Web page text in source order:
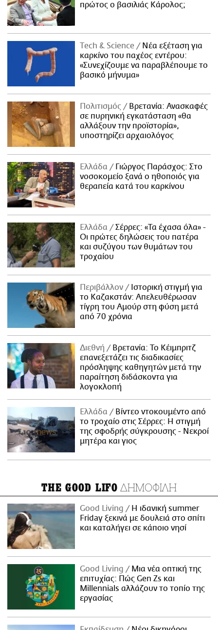
πρώτος ο βασιλιάς Κάρολος;
Τech & Science
Νέα εξέταση για
καρκίνο του παχέος εντέρου:
«Συνεχίζουμε να παραβλέπουμε το
βασικό μήνυμα»
Πολιτισμός
Βρετανία: Ανασκαφές
σε πυρηνική εγκατάσταση «θα
αλλάξουν την προϊστορία»,
υποστηρίζει αρχαιολόγος
Ελλάδα
Γιώργος Παράσχος: Στο
νοσοκομείο ξανά ο ηθοποιός για
θεραπεία κατά του καρκίνου
Ελλάδα
Σέρρες: «Τα έχασα όλα» -
Οι πρώτες δηλώσεις του πατέρα
και συζύγου των θυμάτων του
τροχαίου
Περιβάλλον
Ιστορική στιγμή για
το Καζακστάν: Απελευθέρωσαν
τίγρη του Αμούρ στη φύση μετά
από 70 χρόνια
Διεθνή
Βρετανία: Το Κέιμπριτζ
επανεξετάζει τις διαδικασίες
πρόσληψης καθηγητών μετά την
παραίτηση διδάσκοντα για
λογοκλοπή
Ελλάδα
Βίντεο ντοκουμέντο από
το τροχαίο στις Σέρρες: Η στιγμή
της σφοδρής σύγκρουσης - Νεκροί
μητέρα και γιος
THE GOOD LIFO ΔΗΜΟΦΙΛΗ
Good Living
Η ιδανική summer
Friday ξεκινά με δουλειά στο σπίτι
και καταλήγει σε κάποιο νησί
Good Living
Μια νέα οπτική της
επιτυχίας: Πώς Gen Zs και
Millennials αλλάζουν το τοπίο της
εργασίας